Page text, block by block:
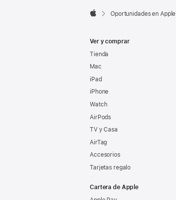

Oportunidades en Apple
Ver y comprar
Tienda
Mac
iPad
iPhone
Watch
AirPods
TV y Casa
AirTag
Accesorios
Tarjetas regalo
Cartera de Apple